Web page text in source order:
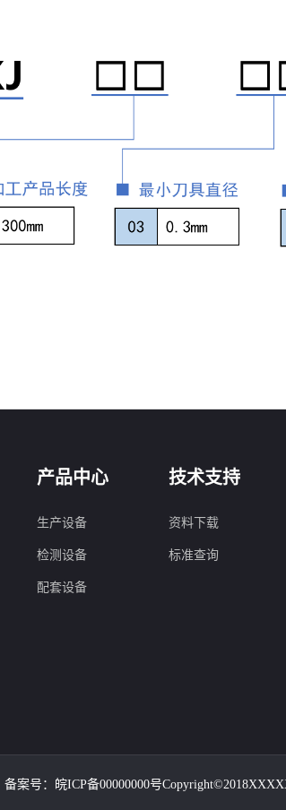
产品中心
生产设备
检测设备
配套设备
技术支持
资料下载
标准查询
备案号：皖ICP备00000000号